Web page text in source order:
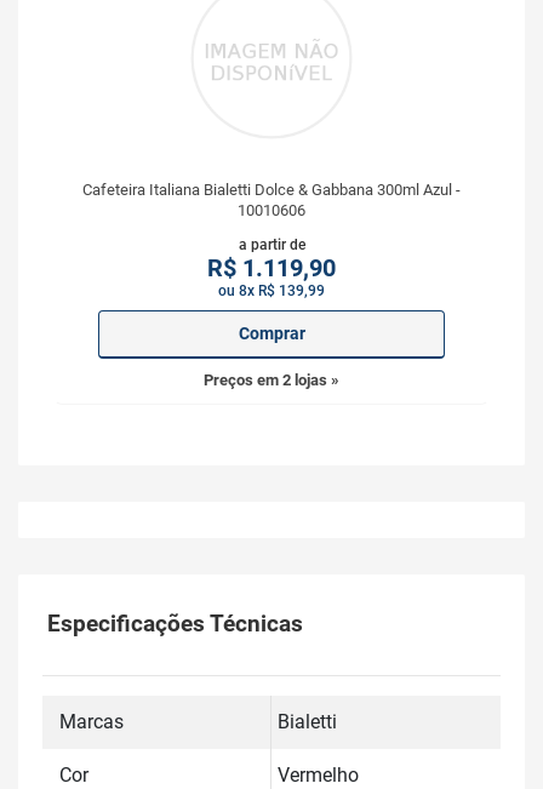
Cafeteira Italiana Bialetti Dolce & Gabbana 300ml Azul -
10010606
a partir de
R$ 1.119,90
ou 8x R$ 139,99
Comprar
Preços em 2 lojas »
Especificações Técnicas
Marcas Bialetti
Cor Vermelho